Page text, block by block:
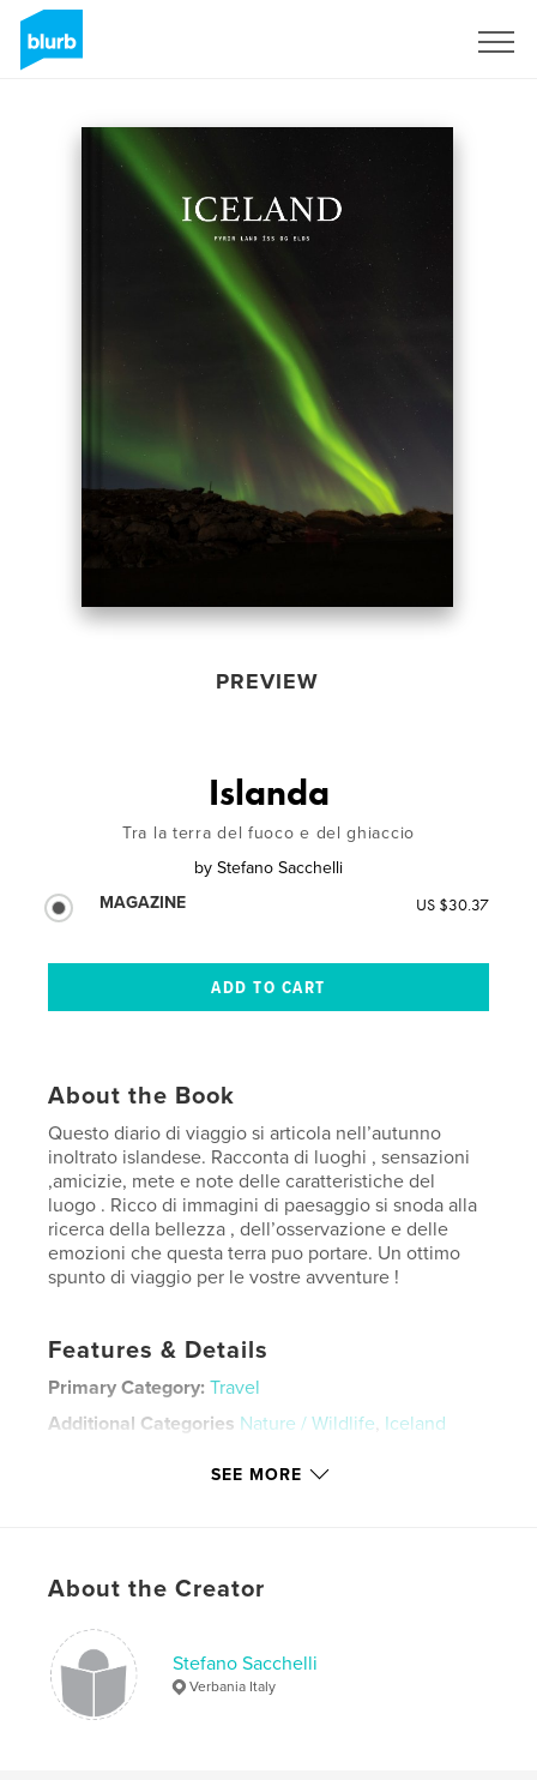
PREVIEW
Islanda
Tra la terra del fuoco e del ghiaccio
by Stefano Sacchelli
MAGAZINE
US $30.37
About the Book
Questo diario di viaggio si articola nell’autunno
inoltrato islandese. Racconta di luoghi , sensazioni
,amicizie, mete e note delle caratteristiche del
luogo . Ricco di immagini di paesaggio si snoda alla
ricerca della bellezza , dell’osservazione e delle
emozioni che questa terra puo portare. Un ottimo
spunto di viaggio per le vostre avventure !
Features & Details
Primary Category: Travel
Additional Categories Nature / Wildlife, Iceland
Keywords
geology
SEE MORE
About the Creator
Stefano Sacchelli
Verbania Italy